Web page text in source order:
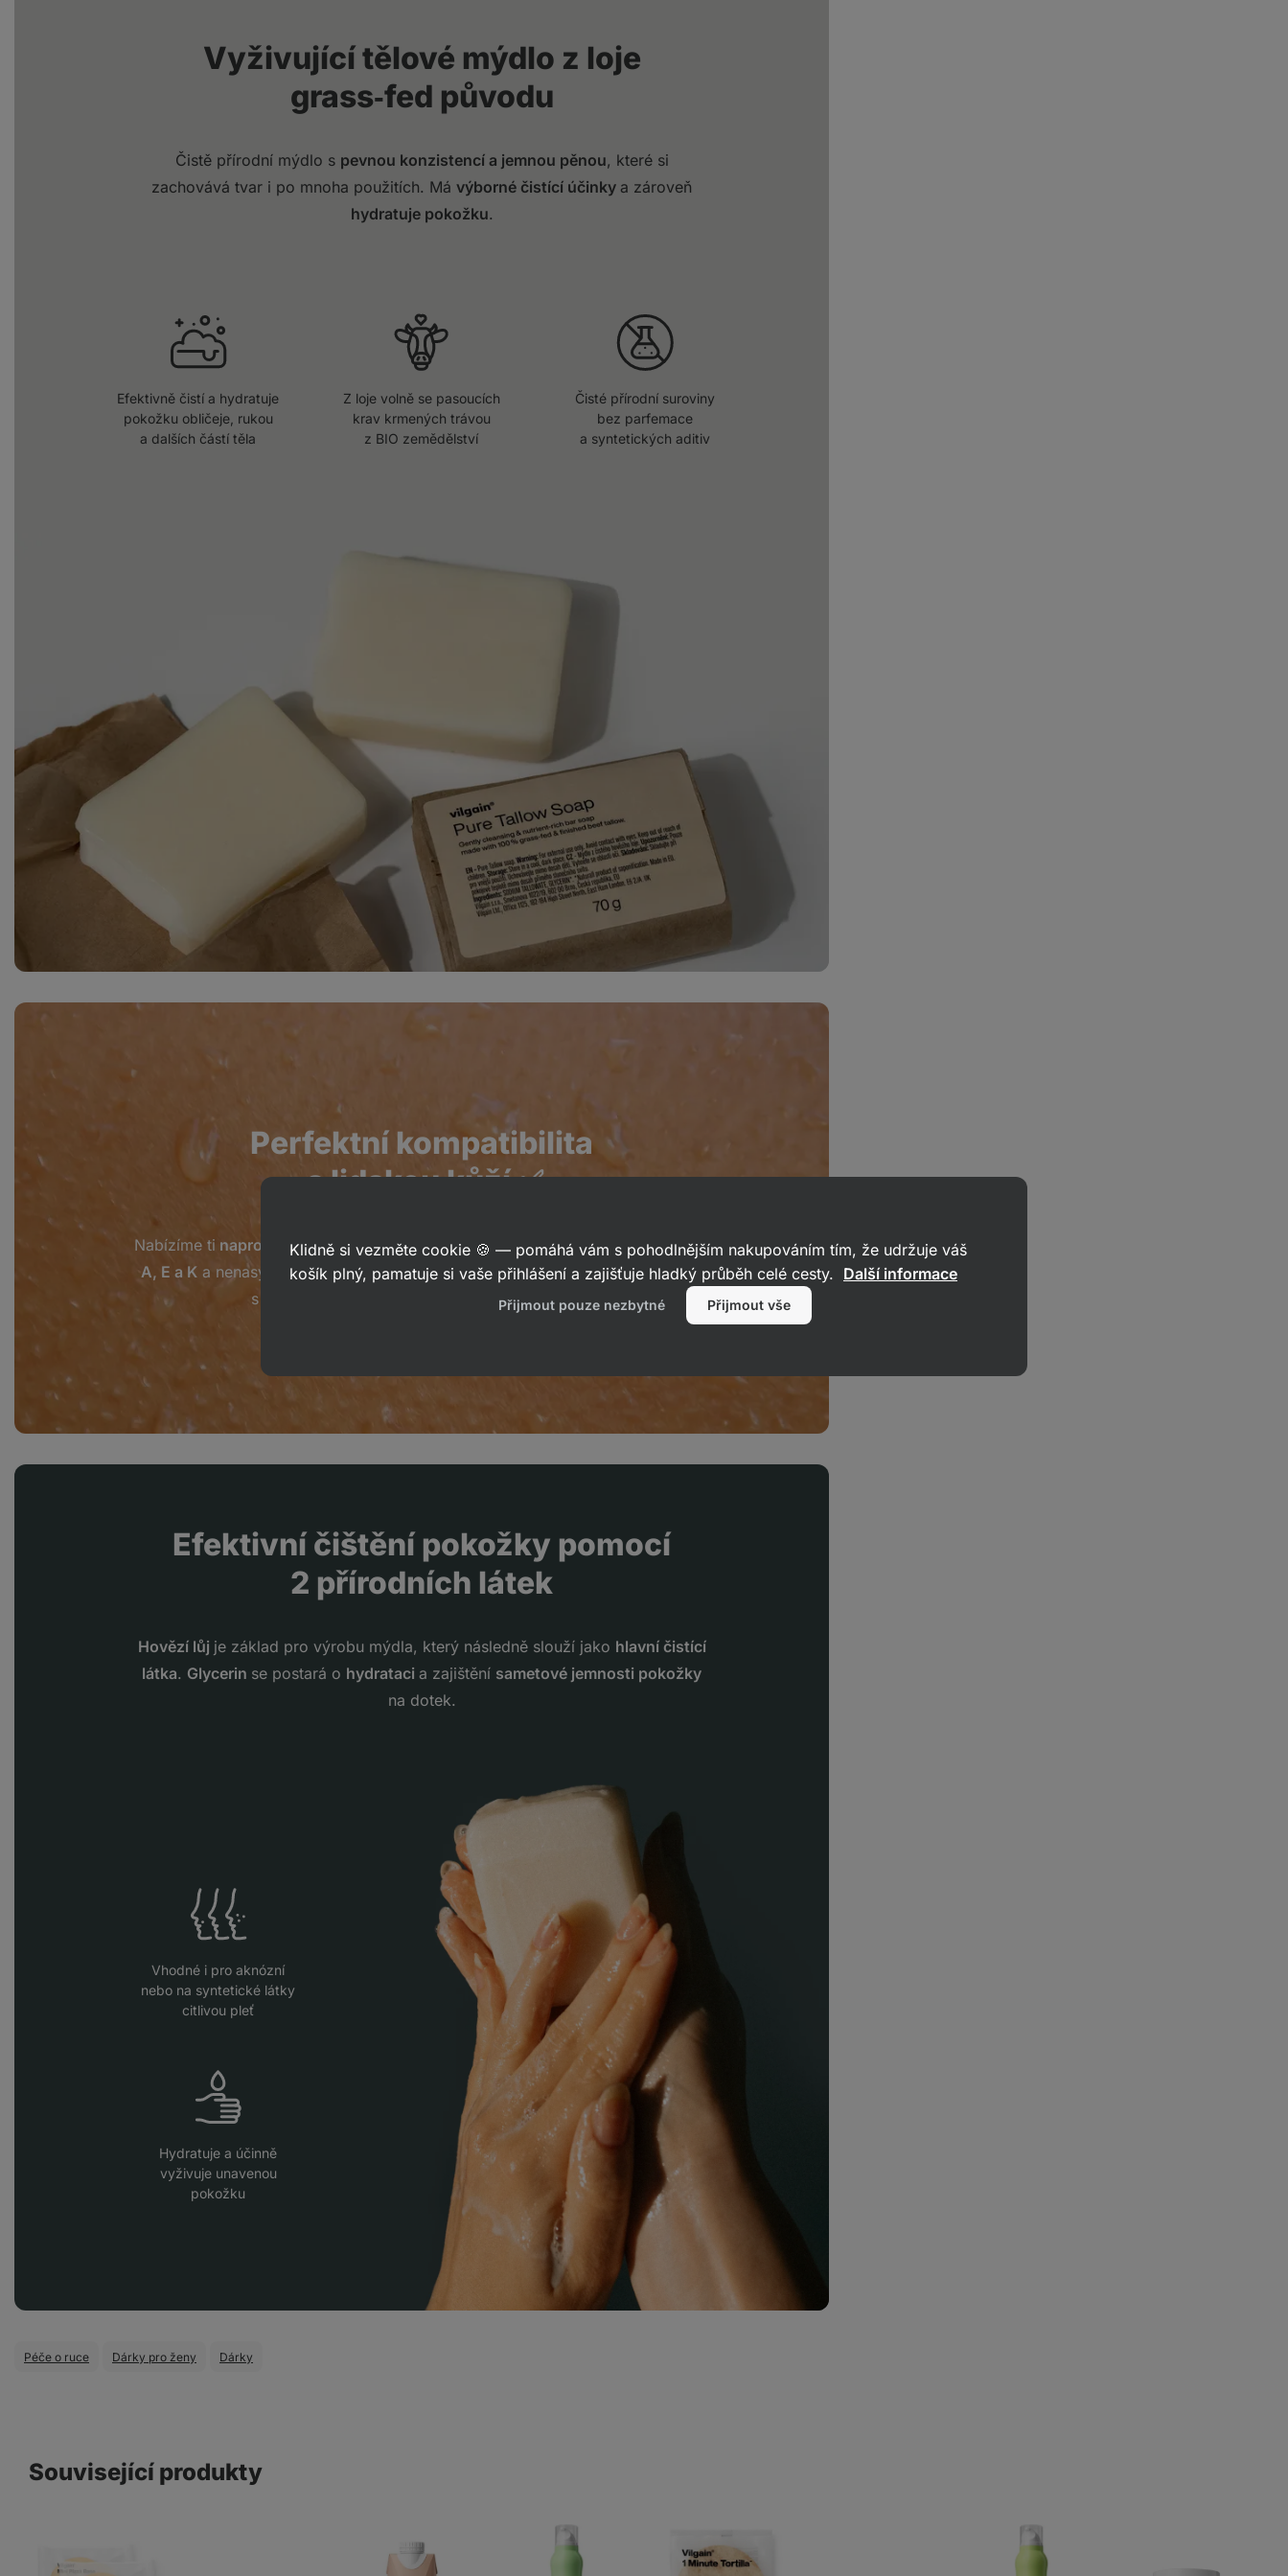
Vyživující tělové mýdlo z loje
grass‑fed původu
Čistě přírodní mýdlo s pevnou konzistencí a jemnou pěnou, které si
zachovává tvar i po mnoha použitích. Má výborné čistící účinky a zároveň
hydratuje pokožku.
Efektivně čistí a hydratuje
pokožku obličeje, rukou
a dalších částí těla
Z loje volně se pasoucích
krav krmených trávou
z BIO zemědělství
Čisté přírodní suroviny
bez parfemace
a syntetických aditiv
Perfektní kompatibilita
s lidskou kůží ✅
Nabízíme ti naprosto čisté BIO složeníbez umělých aditiv,s obsahem vitaminů
A, E a K a nenasycené mastné kyseliny, které díky své strukturální podobnosti
s kožním mazem
pokožku vyživují do hloubky.
Efektivní čištění pokožky pomocí
2 přírodních látek
Hovězí lůj je základ pro výrobu mýdla, který následně slouží jako hlavní čistící
látka. Glycerin se postará o hydrataci a zajištění sametové jemnosti pokožky
na dotek.
Vhodné i pro aknózní
nebo na syntetické látky
citlivou pleť
Hydratuje a účinně
vyživuje unavenou
pokožku
Péče o ruce Dárky pro ženy Dárky
Související produkty
Klidně si vezměte cookie 🍪 — pomáhá vám s pohodlnějším nakupováním tím, že udržuje váš
košík plný, pamatuje si vaše přihlášení a zajišťuje hladký průběh celé cesty. Další informace
Přijmout pouze nezbytné Přijmout vše